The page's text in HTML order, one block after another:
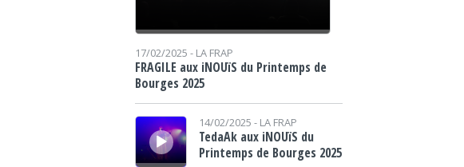
17/02/2025 - LA FRAP
FRAGILE aux iNOUïS du Printemps de
Bourges 2025
Lecteur audio
14/02/2025 - LA FRAP
TedaAk aux iNOUïS du
Printemps de Bourges 2025